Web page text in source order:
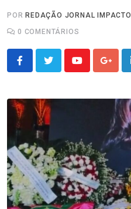
POR REDAÇÃO JORNAL IMPACTO
0 COMENTÁRIOS
Youtube